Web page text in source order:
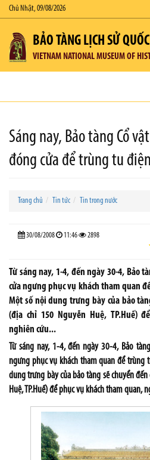
Chủ Nhật, 09/08/2026
BẢO TÀNG LỊCH SỬ
VIETNAM NATIONAL MUSEUM OF
Sáng nay, Bảo tàng Cổ
đóng cửa để trùng tu
Trang chủ Tin tức Tin trong nước
30/08/2008 11:46 2898
Từ sáng nay, 1-4, đến ngày 30-4, Bảo
cửa ngưng phục vụ khách tham quan
Một số nội dung trưng bày của bảo
(địa chỉ 150 Nguyễn Huệ, TP.Huế)
nghiên cứu...
Từ sáng nay, 1-4, đến ngày 30-4, Bảo
ngưng phục vụ khách tham quan để trùng
dung trưng bày của bảo tàng sẽ chuyển
Huệ, TP.Huế) để phục vụ khách tham quan,